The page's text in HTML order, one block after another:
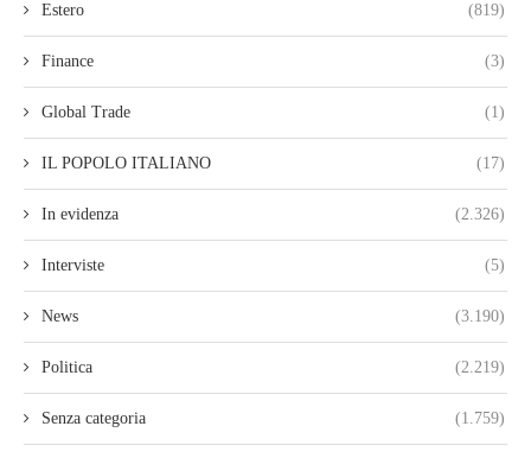
Estero (819)
Finance (3)
Global Trade (1)
IL POPOLO ITALIANO (17)
In evidenza (2.326)
Interviste (5)
News (3.190)
Politica (2.219)
Senza categoria (1.759)